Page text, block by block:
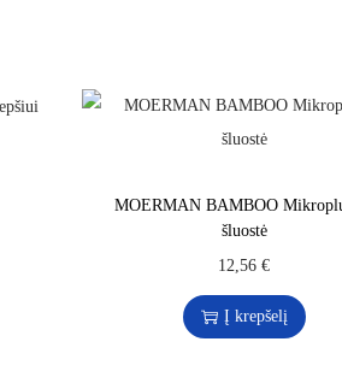
MOERMAN BAMBOO
šluostė
12,56€
Į krepšelį